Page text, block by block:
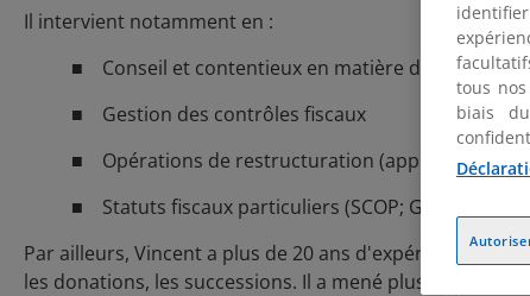
Il intervient notamment en :
■ Conseil et contentieux en matière de fiscalité
■ Gestion des contrôles fiscaux
■ Opérations de restructuration (apport,
■ Statuts fiscaux particuliers (SCOP; GIE ...)
Par ailleurs, Vincent a plus de 20 ans d'expérience en
les donations, les successions. Il a mené plusieurs
tous
biais